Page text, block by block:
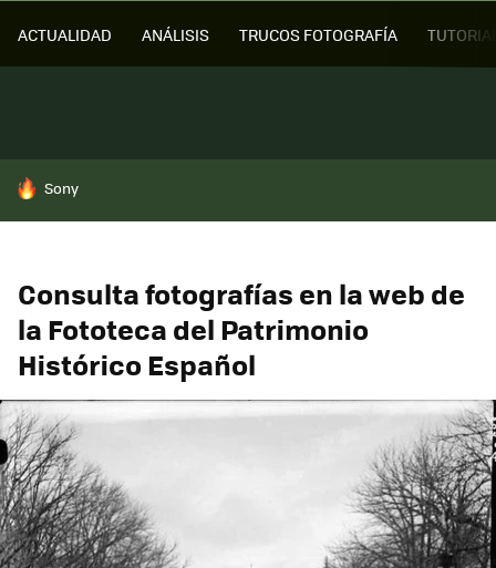
ACTUALIDAD ANÁLISIS TRUCOS FOTOGRAFÍA
HOY SE HABLA DE
Sony
Consulta fotografías en la web de
la Fototeca del Patrimonio
Histórico Español